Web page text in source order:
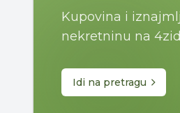
Kupovina i
nekretninu na
Idi na pretragu